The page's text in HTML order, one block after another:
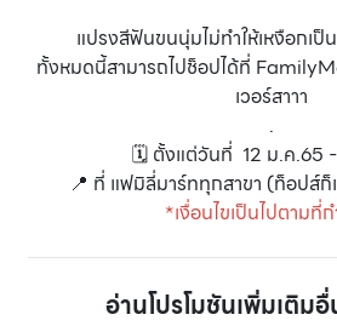
แปรงสีฟันขนนุ่มไม่ทำให้เหงือกเ
ทั้งหมดนี้สามารถไปช็อปได้ที่
เวอร์สาาา
.
🗓 ตั้งแต่วันที่ 12 ม.ค.65
📍 ที่ แฟมิลี่มาร์ททุกสาขา (ท็อปส์ก็
*เงื่อนไขเป็นไปตามที่
อ่านโปรโมชันเพิ่มเติมอื่